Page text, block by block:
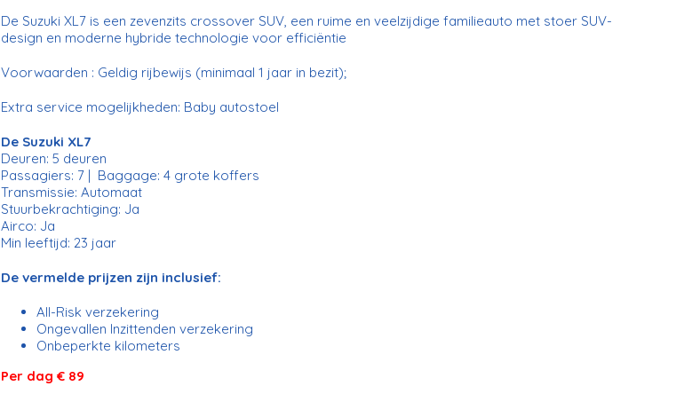
De Suzuki XL7 is een zevenzits crossover SUV, een ruime en veelzijdige familieauto met stoer SUV-
design en moderne hybride technologie voor efficiëntie
Voorwaarden : Geldig rijbewijs (minimaal 1 jaar in bezit);
Extra service mogelijkheden: Baby autostoel
De Suzuki XL7
Deuren: 5 deuren
Passagiers: 7 | Baggage: 4 grote koffers
Transmissie: Automaat
Stuurbekrachtiging: Ja
Airco: Ja
Min leeftijd: 23 jaar
De vermelde prijzen zijn inclusief:
All-Risk verzekering
Ongevallen Inzittenden verzekering
Onbeperkte kilometers
Per dag € 89